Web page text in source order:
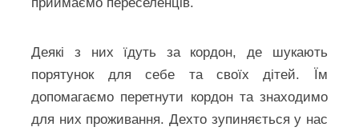
Деякі з них їдуть за кордон, де шукають
порятунок для себе та своїх дітей. Їм
допомагаємо перетнути кордон та знаходимо
для них проживання. Дехто зупиняється у нас